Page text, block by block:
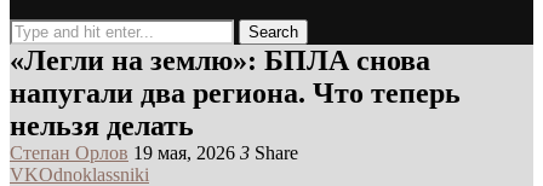
Search
«Легли на землю»: БПЛА снова
напугали два региона. Что теперь
нельзя делать
Степан Орлов 19 мая, 2026 3 Share
VKOdnoklassniki